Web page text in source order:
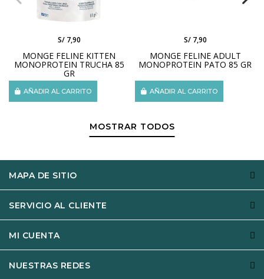
MONGE FELINE KITTEN
MONOPROTEIN TRUCHA 85
GR
S/ 7,90
AÑADIR AL CARRITO
MONGE FELINE ADULT
MONOPROTEIN PATO 85 GR
S/ 7,90
AÑADIR AL CARRITO
MOSTRAR TODOS
MAPA DE SITIO
SERVICIO AL CLIENTE
MI CUENTA
NUESTRAS REDES